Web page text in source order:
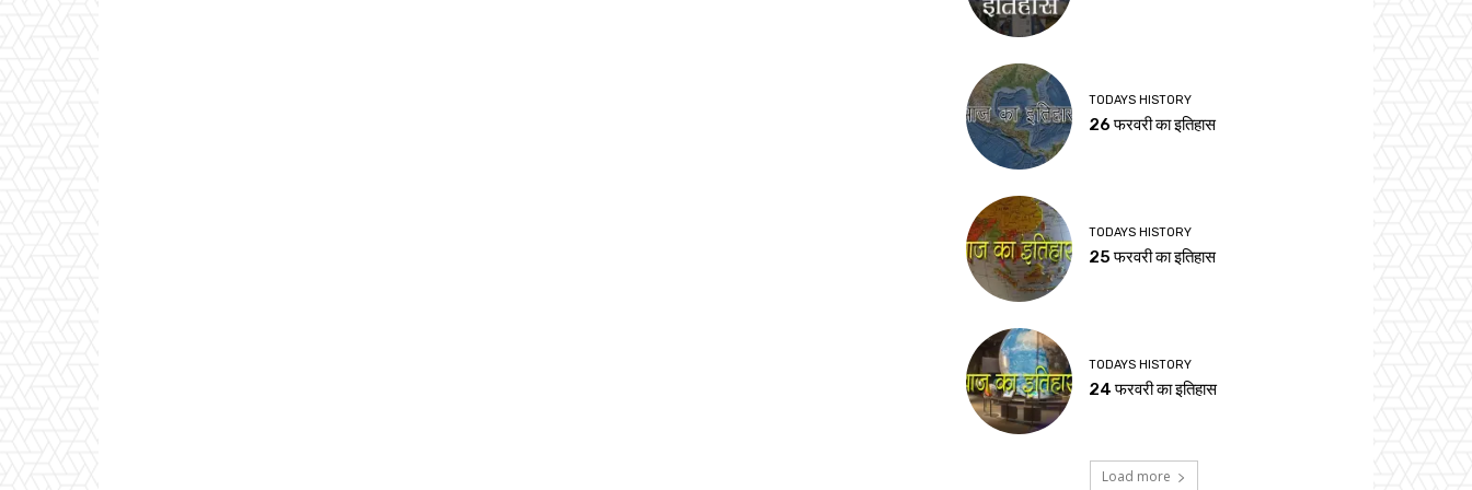
TODAYS HISTORY
26 फरवरी का इतिहास
TODAYS HISTORY
25 फरवरी का इतिहास
TODAYS HISTORY
24 फरवरी का इतिहास
Load more